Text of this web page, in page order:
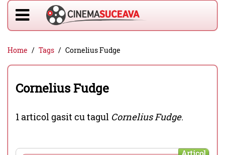
Home Tags Cornelius Fudge
Cornelius Fudge
1 articol gasit cu tagul Cornelius Fudge.
Articol